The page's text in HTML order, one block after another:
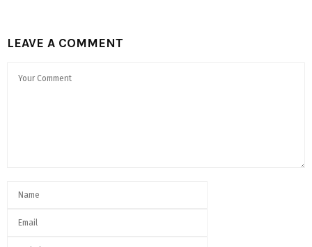
LEAVE A COMMENT